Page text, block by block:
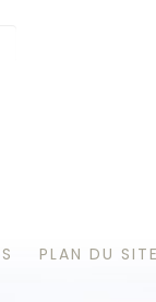
PLAN DU SITE